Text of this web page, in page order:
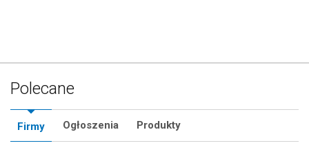
Polecane
Firmy Ogłoszenia Produkty